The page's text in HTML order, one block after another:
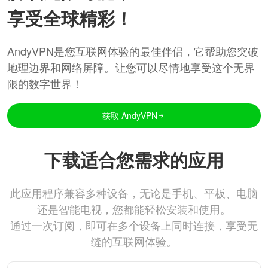
享受全球精彩！
AndyVPN是您互联网体验的最佳伴侣，它帮助您突破
地理边界和网络屏障。让您可以尽情地享受这个无界
限的数字世界！
获取 AndyVPN
下载适合您需求的应用
此应用程序兼容多种设备，无论是手机、平板、电脑
还是智能电视，您都能轻松安装和使用。
通过一次订阅，即可在多个设备上同时连接，享受无
缝的互联网体验。